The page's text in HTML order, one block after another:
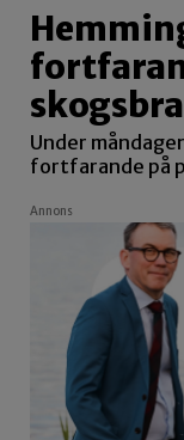
Under
fortfarande på
Annons